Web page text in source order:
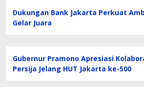
Dukungan Bank Jakarta Perkuat
Gelar Juara
Gubernur Pramono Apresiasi
Persija Jelang HUT Jakarta ke-500